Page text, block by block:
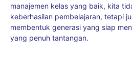
manajemen kelas yang baik, kita
keberhasilan pembelajaran, tetapi
membentuk generasi yang siap
yang penuh tantangan.